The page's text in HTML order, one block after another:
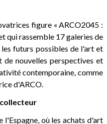
figure « ARCO2045 :
qui rassemble 17 galeries de
futurs possibles de l'art et
de nouvelles perspectives et
contemporaine, comme
d'ARCO.
où les achats d'art